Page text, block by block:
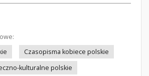
Czasopisma kobiece polskie
kulturalne polskie